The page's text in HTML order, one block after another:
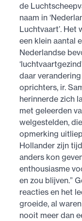
de
naam in
Luchtvaart’. Het
een klein aantal
Nederlandse
daar
oprichters, ir.
herinnerde zich
met geleerden
welgestelden,
opmerking
Hollander zijn
anders kon
enthousiasme
en zou blijven.”
reacties en het
groeide, al
nooit meer dan